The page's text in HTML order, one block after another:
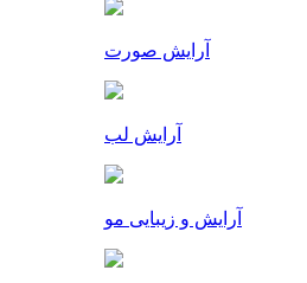
آرایش صورت
آرایش لب
آرایش و زیبایی مو